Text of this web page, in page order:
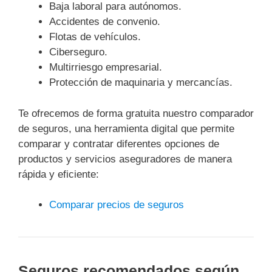
Baja laboral para autónomos.
Accidentes de convenio.
Flotas de vehículos.
Ciberseguro.
Multirriesgo empresarial.
Protección de maquinaria y mercancías.
Te ofrecemos de forma gratuita nuestro comparador
de seguros, una herramienta digital que permite
comparar y contratar diferentes opciones de
productos y servicios aseguradores de manera
rápida y eficiente:
Comparar precios de seguros